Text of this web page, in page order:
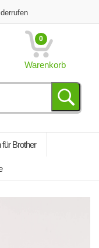
0
Warenkorb
Brother